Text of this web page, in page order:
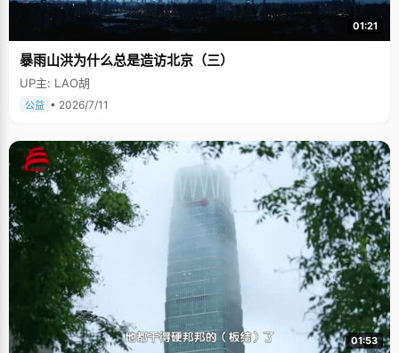
01:21
暴雨山洪为什么总是造访北京（三）
UP主: LAO胡
公益 • 2026/7/11
01:53